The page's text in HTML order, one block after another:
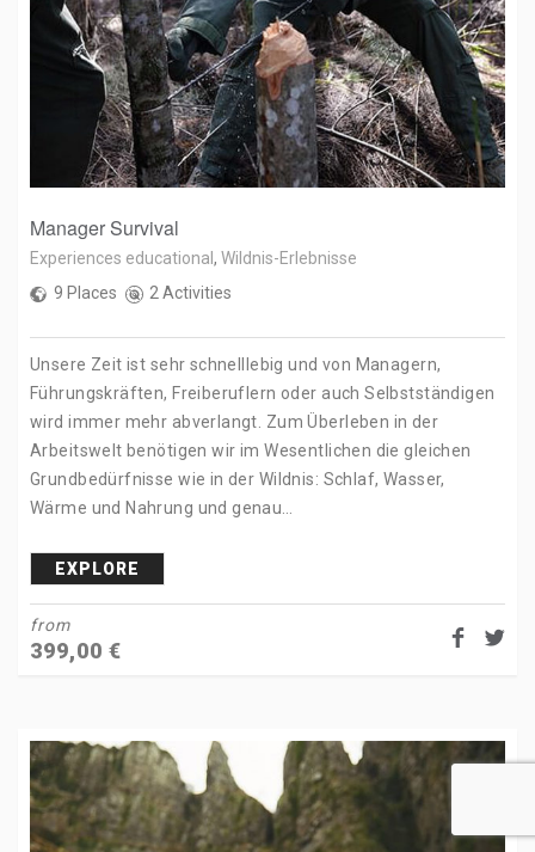
Manager Survival
Experiences educational , Wildnis-Erlebnisse
9 Places
2 Activities
Unsere Zeit ist sehr schnelllebig und von Managern,
Führungskräften, Freiberuflern oder auch Selbstständigen
wird immer mehr abverlangt. Zum Überleben in der
Arbeitswelt benötigen wir im Wesentlichen die gleichen
Grundbedürfnisse wie in der Wildnis: Schlaf, Wasser,
Wärme und Nahrung und genau…
EXPLORE
from
399,00 €